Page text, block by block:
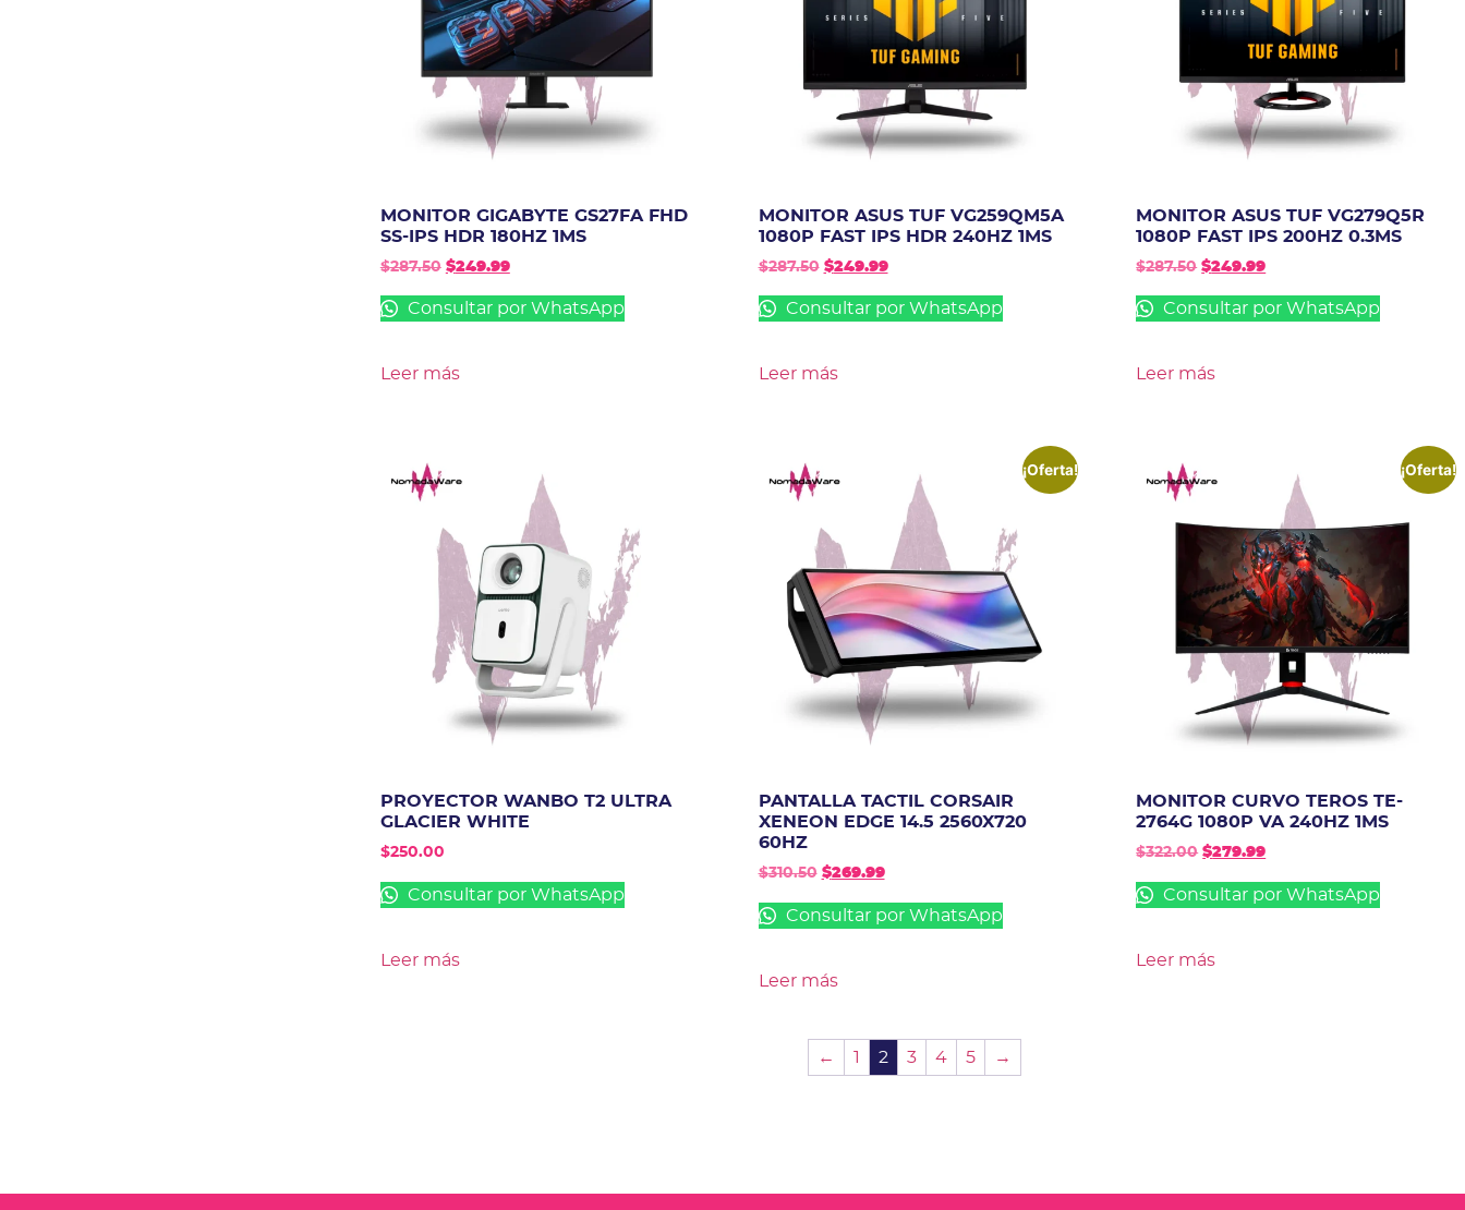
MONITOR GIGABYTE GS27FA FHD
SS-IPS HDR 180HZ 1MS
$287.50 $249.99
Consultar por WhatsApp
Leer más
MONITOR ASUS TUF VG259QM5A
1080P FAST IPS HDR 240HZ 1MS
$287.50 $249.99
Consultar por WhatsApp
Leer más
MONITOR ASUS TUF VG279Q5R
1080P FAST IPS 200HZ 0.3MS
$287.50 $249.99
Consultar por WhatsApp
Leer más
PROYECTOR WANBO T2 ULTRA
GLACIER WHITE
$250.00
Consultar por WhatsApp
Leer más
¡Oferta!
PANTALLA TACTIL CORSAIR
XENEON EDGE 14.5 2560X720
60HZ
$310.50 $269.99
Consultar por WhatsApp
Leer más
¡Oferta!
MONITOR CURVO TEROS TE-
2764G 1080P VA 240HZ 1MS
$322.00 $279.99
Consultar por WhatsApp
Leer más
← 1 2 3 4 5 →